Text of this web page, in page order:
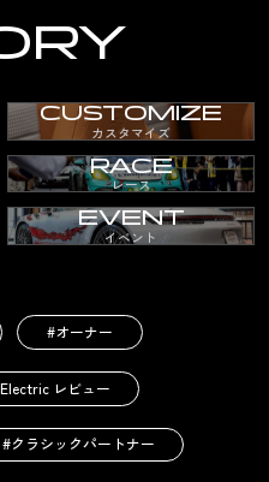
CUSTOMIZE
カスタマイズ
RACE
レース
EVENT
イベント
#オーナー
レビュー
#クラシックパートナー